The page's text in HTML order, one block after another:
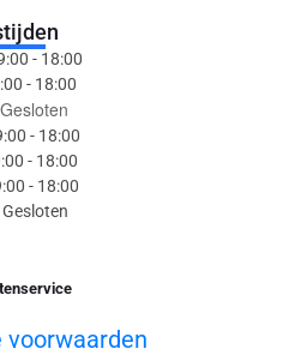
- 18:00
- 18:00
Gesloten
- 18:00
- 18:00
- 18:00
Gesloten
voorwaarden